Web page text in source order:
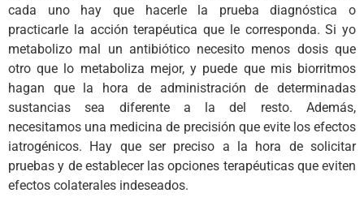
cada uno hay que hacerle la prueba diagnóstica o
practicarle la acción terapéutica que le corresponda. Si yo
metabolizo mal un antibiótico necesito menos dosis que
otro que lo metaboliza mejor, y puede que mis biorritmos
hagan que la hora de administración de determinadas
sustancias sea diferente a la del resto. Además,
necesitamos una medicina de precisión que evite los efectos
iatrogénicos. Hay que ser preciso a la hora de solicitar
pruebas y de establecer las opciones terapéuticas que eviten
efectos colaterales indeseados.